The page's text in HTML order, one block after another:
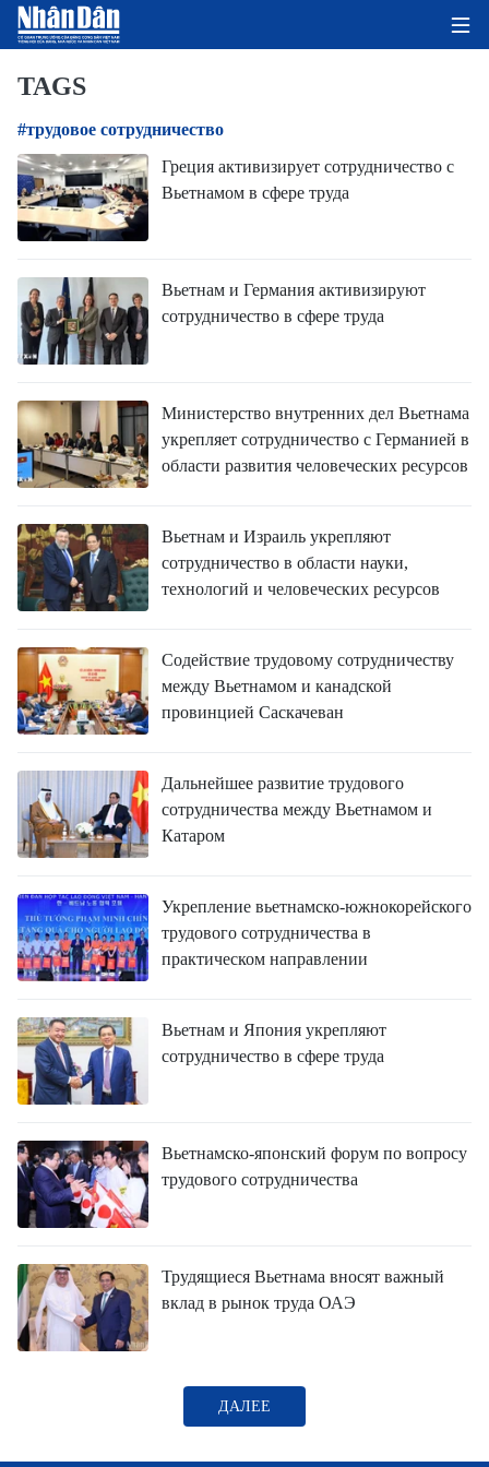
ПОЛИТИКА
КУЛЬТУРА
ДОБРО ПОЖАЛОВАТЬ ВО
МОСТ ДРУЖБЫ
В МИРЕ
ДОСЬЕ И МАТЕРИАЛЫ
TIẾNG VIỆT
中文
ESPAÑOL
TAGS
#трудовое сотрудничество
Греция активизирует сотрудничество с
Вьетнамом в сфере труда
Вьетнам и Германия активизируют
сотрудничество в сфере труда
Министерство внутренних дел Вьетнама
укрепляет сотрудничество с Германией в
области развития человеческих ресурсов
Вьетнам и Израиль укрепляют
сотрудничество в области науки,
технологий и человеческих ресурсов
Содействие трудовому сотрудничеству
между Вьетнамом и канадской
провинцией Саскачеван
Дальнейшее развитие трудового
сотрудничества между Вьетнамом и
Катаром
Укрепление вьетнамско-южнокорейского
трудового сотрудничества в
практическом направлении
Вьетнам и Япония укрепляют
сотрудничество в сфере труда
Вьетнамско-японский форум по вопросу
трудового сотрудничества
Трудящиеся Вьетнама вносят важный
вклад в рынок труда ОАЭ
ДАЛЕЕ